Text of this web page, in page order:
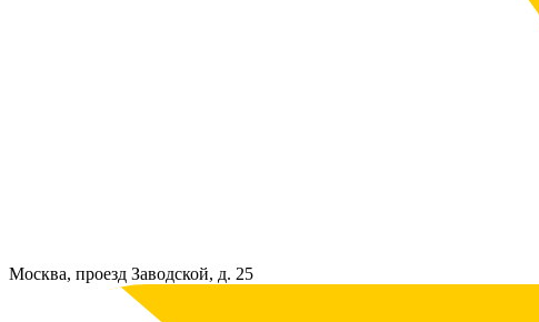
Москва, проезд Заводской, д. 25